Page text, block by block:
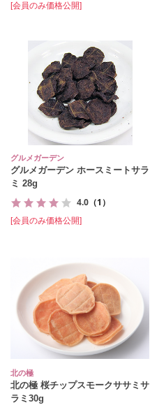
[会員のみ価格公開]
グルメガーデン
グルメガーデン ホースミートサラ
ミ 28g
4.0 （1）
[会員のみ価格公開]
北の極
北の極 桜チップスモークササミサ
ラミ30g